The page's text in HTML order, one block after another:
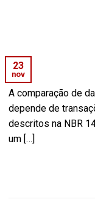
23
nov
A comparação de
depende de
descritos na NBR
um […]